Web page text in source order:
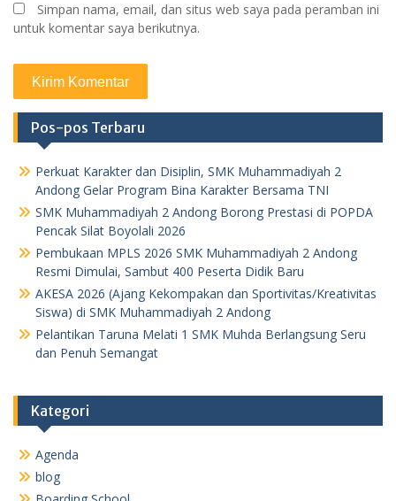
Simpan nama, email, dan situs web saya pada peramban ini
untuk komentar saya berikutnya.
Pos-pos Terbaru
Perkuat Karakter dan Disiplin, SMK Muhammadiyah 2
Andong Gelar Program Bina Karakter Bersama TNI
SMK Muhammadiyah 2 Andong Borong Prestasi di POPDA
Pencak Silat Boyolali 2026
Pembukaan MPLS 2026 SMK Muhammadiyah 2 Andong
Resmi Dimulai, Sambut 400 Peserta Didik Baru
AKESA 2026 (Ajang Kekompakan dan Sportivitas/Kreativitas
Siswa) di SMK Muhammadiyah 2 Andong
Pelantikan Taruna Melati 1 SMK Muhda Berlangsung Seru
dan Penuh Semangat
Kategori
Agenda
blog